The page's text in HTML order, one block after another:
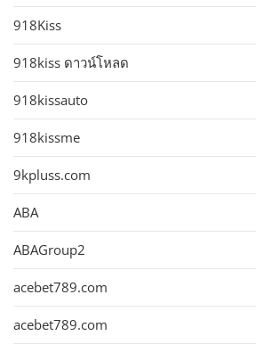
918Kiss
918kiss ดาวน์โหลด
918kissauto
918kissme
9kpluss.com
ABA
ABAGroup2
acebet789.com
acebet789.com